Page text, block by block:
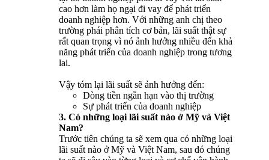
cao hơn làm họ ngại đi vay để phát triển
doanh nghiệp hơn. Với những anh chị theo
trường phái phân tích cơ bản, lãi suất thật sự
rất quan trọng vì nó ảnh hưởng nhiều đến khả
năng phát triển của doanh nghiệp trong tương
lai.
Vậy tóm lại lãi suất sẽ ảnh hưởng đến:
Dòng tiền ngắn hạn vào thị trường
Sự phát triển của doanh nghiệp
3. Có những loại lãi suất nào ở Mỹ và Việt
Nam?
Trước tiên chúng ta sẽ xem qua có những loại
lãi suất nào ở Mỹ và Việt Nam, sau đó chúng